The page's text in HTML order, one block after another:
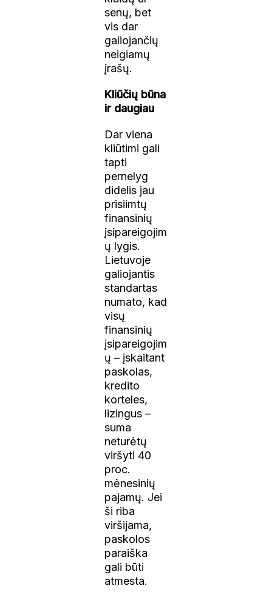
senų, bet
vis dar
galiojančių
neigiamų
įrašų.
Kliūčių būna
ir daugiau
Dar viena
kliūtimi gali
tapti
pernelyg
didelis jau
prisiimtų
finansinių
įsipareigojim
ų lygis.
Lietuvoje
galiojantis
standartas
numato, kad
visų
finansinių
įsipareigojim
ų – įskaitant
paskolas,
kredito
korteles,
lizingus –
suma
neturėtų
viršyti 40
proc.
mėnesinių
pajamų. Jei
ši riba
viršijama,
paskolos
paraiška
gali būti
atmesta.